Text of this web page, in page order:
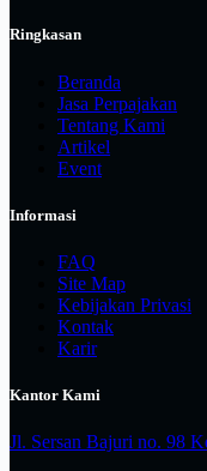
Ringkasan
Beranda
Jasa Perpajakan
Tentang Kami
Artikel
Event
Informasi
FAQ
Site Map
Kebijakan Privasi
Kontak
Karir
Kantor Kami
Jl. Sersan Bajuri no. 98